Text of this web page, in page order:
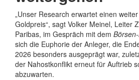
„Unser Research erwartet einen
Goldpreis“, sagt Volker Meinel, Leiter
Paribas, im Gespräch mit dem
sich die Euphorie der Anleger, die
2026 besonders ausgeprägt war,
der Nahostkonflikt erneut für Auftrieb
abzuwarten.